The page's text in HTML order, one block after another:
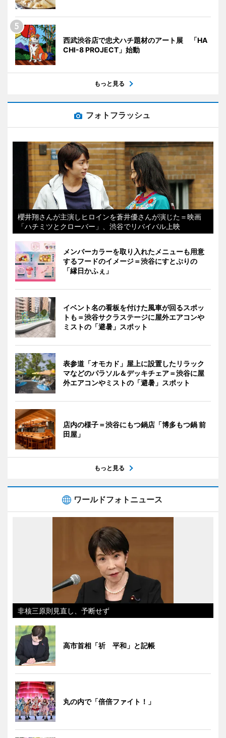
西武渋谷店で忠犬ハチ題材のアート展 「HA
CHI-8 PROJECT」始動
もっと見る
フォトフラッシュ
櫻井翔さんが主演しヒロインを蒼井優さんが演じた＝映画
「ハチミツとクローバー」、渋谷でリバイバル上映
メンバーカラーを取り入れたメニューも用意
するフードのイメージ＝渋谷にすとぷりの
「縁日かふぇ」
イベント名の看板を付けた風車が回るスポッ
トも＝渋谷サクラステージに屋外エアコンや
ミストの「避暑」スポット
表参道「オモカド」屋上に設置したリラック
マなどのパラソル＆デッキチェア＝渋谷に屋
外エアコンやミストの「避暑」スポット
店内の様子＝渋谷にもつ鍋店「博多もつ鍋 前
田屋」
もっと見る
ワールドフォトニュース
非核三原則見直し、予断せず
高市首相「祈 平和」と記帳
丸の内で「倍倍ファイト！」